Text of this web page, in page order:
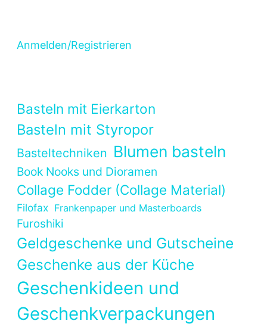
Anmelden/Registrieren
Basteln mit Eierkarton
Basteln mit Styropor
Basteltechniken Blumen basteln
Book Nooks und Dioramen
Collage Fodder (Collage Material)
Filofax Frankenpaper und Masterboards
Furoshiki
Geldgeschenke und Gutscheine
Geschenke aus der Küche
Geschenkideen und
Geschenkverpackungen